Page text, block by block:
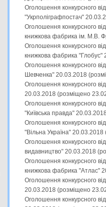
Оголошення конкурсного
"Укрполіграфпостач"
Оголошення конкурсного
книжкова фабрика ім. М.В.
Оголошення конкурсного
книжкова фабрика
Оголошення конкурсного
Шевченка" 20.03.2018
Оголошення конкурсного
20.03.2018 (розміщено
Оголошення конкурсного
"Київська правда"
Оголошення конкурсного
"Вільна Україна"
Оголошення конкурсного
видавництво" 20.03.2018
Оголошення конкурсного
книжкова фабрика "Атлас"
Оголошення конкурсного
20.03.2018 (розміщено
Оголошення конкурсного